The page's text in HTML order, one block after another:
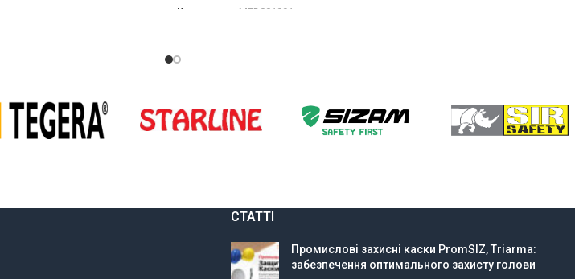
Код товару: MED001991
СТАТТІ
Промислові захисні каски PromSIZ, Triarma:
забезпечення оптимального захисту голови